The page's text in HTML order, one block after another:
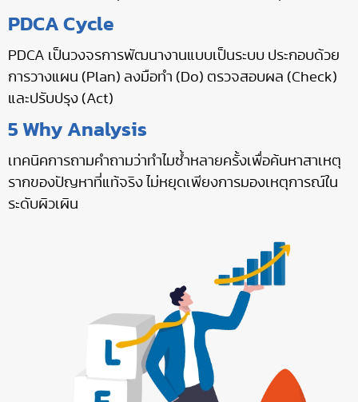
PDCA Cycle
PDCA เป็นวงจรการพัฒนางานแบบเป็นระบบ ประกอบด้วย
การวางแผน (Plan) ลงมือทำ (Do) ตรวจสอบผล (Check)
และปรับปรุง (Act)
5 Why Analysis
เทคนิคการถามคำถามว่าทำไมซ้ำหลายครั้งเพื่อค้นหาสาเหตุ
รากของปัญหาที่แท้จริง ไม่หยุดเพียงการมองเหตุการณ์ใน
ระดับผิวเผิน